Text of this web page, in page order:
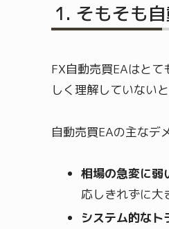
そもそも
FX自動売買EAはと
しく理解していない
自動売買EAの主なデ
相場の急変に弱
応しきれずに大
システム的なト